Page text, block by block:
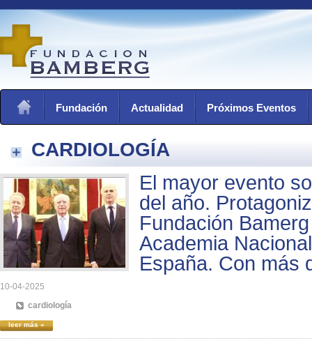
Fundación Actualidad Próximos Eventos
CARDIOLOGÍA
El mayor evento
del año.
Fundación
Academia
España. Con más
10-04-2025
cardiología
leer más »